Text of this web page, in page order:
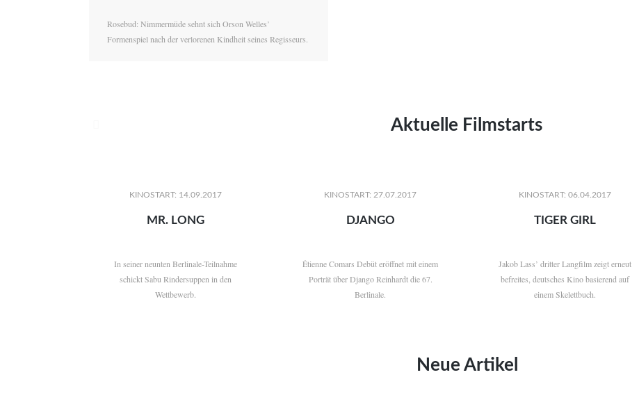
Rosebud: Nimmermüde sehnt sich Orson Welles’
Formenspiel nach der verlorenen Kindheit seines Regisseurs.
Aktuelle Filmstarts
KINOSTART: 14.09.2017
MR. LONG
In seiner neunten Berlinale-Teilnahme
schickt Sabu Rindersuppen in den
Wettbewerb.
KINOSTART: 27.07.2017
DJANGO
Étienne Comars Debüt eröffnet mit einem
Porträt über Django Reinhardt die 67.
Berlinale.
KINOSTART: 06.04.2017
TIGER GIRL
Jakob Lass’ dritter Langfilm zeigt erneut
befreites, deutsches Kino basierend auf
einem Skelettbuch.
Neue Artikel